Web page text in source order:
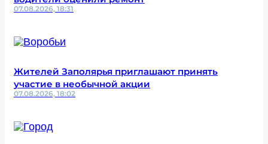
07.08.2026, 18:31
Жителей Заполярья приглашают принять
участие в необычной акции
07.08.2026, 18:02